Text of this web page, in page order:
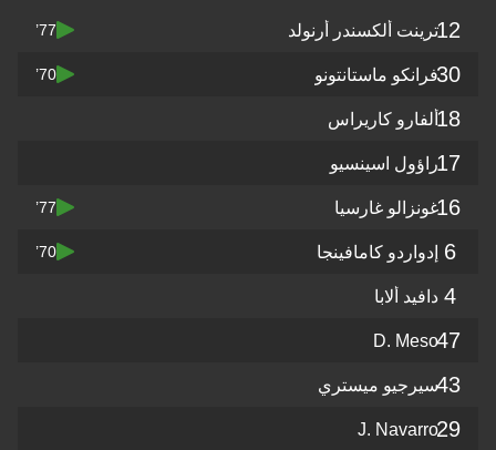
12ترينت ألكسندر أرنولد 77’
30فرانكو ماستانتونو 70’
18ألفارو كاريراس
17راؤول اسينسيو
16غونزالو غارسيا 77’
6 إدواردو كامافينجا 70’
4 دافيد ألابا
47
D. Meso
43سيرجيو ميستري
29
J. Navarro